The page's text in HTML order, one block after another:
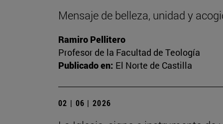
Mensaje de belleza, unidad y
Ramiro Pellitero
Profesor de la Facultad de Teología
Publicado en: El Norte de Castilla
02 | 06 | 2026